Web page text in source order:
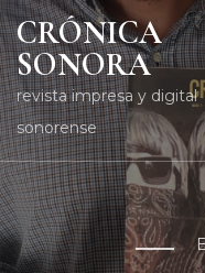
CRÓNICA
SONORA
revista impresa y digital
sonorense